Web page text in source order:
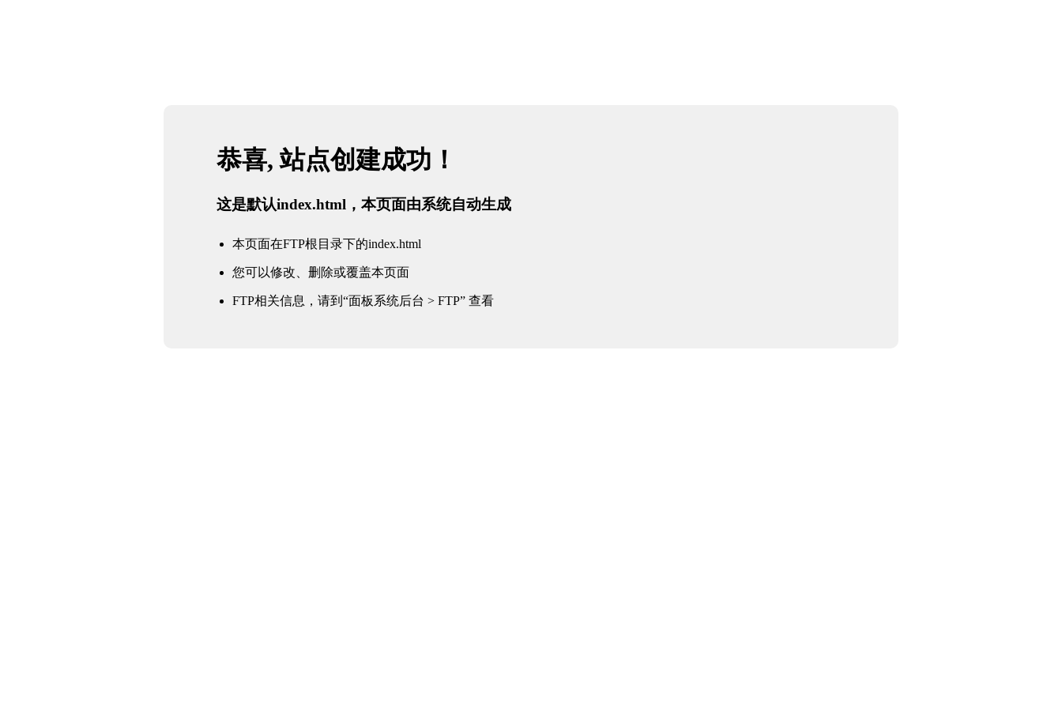
恭喜, 站点创建成功！
这是默认index.html，本页面由系统自动生成
本页面在FTP根目录下的index.html
您可以修改、删除或覆盖本页面
FTP相关信息，请到“面板系统后台 > FTP” 查看